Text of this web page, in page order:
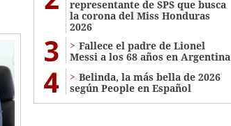
representante de SPS que busca
la corona del Miss Honduras
2026
3
Fallece el padre de Lionel
Messi a los 68 años en Argentina
4
Belinda, la más bella de 2026
según People en Español